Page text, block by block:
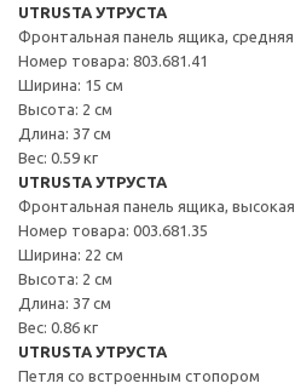
UTRUSTA УТРУСТА
Фронтальная панель ящика, средняя
Номер товара: 803.681.41
Ширина: 15 см
Высота: 2 см
Длина: 37 см
Вес: 0.59 кг
UTRUSTA УТРУСТА
Фронтальная панель ящика, высокая
Номер товара: 003.681.35
Ширина: 22 см
Высота: 2 см
Длина: 37 см
Вес: 0.86 кг
UTRUSTA УТРУСТА
Петля со встроенным стопором